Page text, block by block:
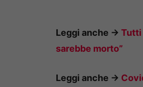
Leggi anche -> Tutti
sarebbe morto”
Leggi anche ->